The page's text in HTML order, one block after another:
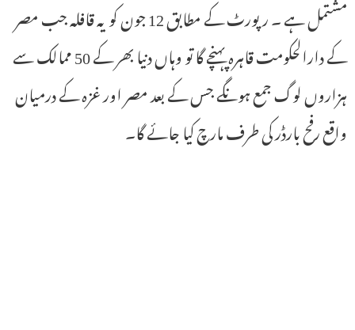
مشتمل ہے ۔ رپورٹ کے مطابق 12 جون کو یہ قافلہ جب مصر
کے دارالحکومت قاہرہ پہنچے گا تو وہاں دنیا بھر کے 50 ممالک سے
ہزاروں لوگ جمع ہونگے جس کے بعد مصر اور غزہ کے درمیان
واقع رفح بارڈر کی طرف مارچ کیا جائے گا۔